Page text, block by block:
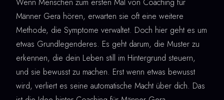
Wenn Menschen zum ersten Mal von Coaching für
Männer Gera hören, erwarten sie oft eine weitere
Methode, die Symptome verwaltet. Doch hier geht es um
etwas Grundlegenderes. Es geht darum, die Muster zu
erkennen, die dein Leben still im Hintergrund steuern,
und sie bewusst zu machen. Erst wenn etwas bewusst
wird, verliert es seine automatische Macht über dich. Das